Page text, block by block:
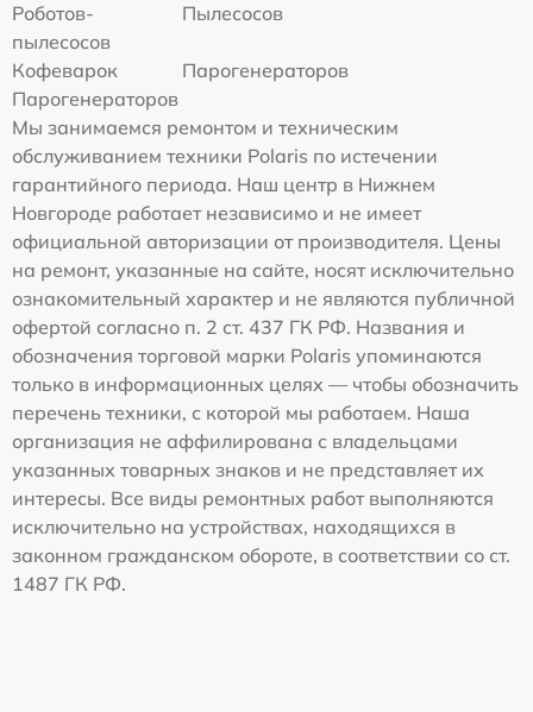
Роботов-
пылесосов
Пылесосов
Кофеварок
Парогенераторов
Парогенераторов
Мы занимаемся ремонтом и техническим
обслуживанием техники Polaris по истечении
гарантийного периода. Наш центр в Нижнем
Новгороде работает независимо и не имеет
официальной авторизации от производителя. Цены
на ремонт, указанные на сайте, носят исключительно
ознакомительный характер и не являются публичной
офертой согласно п. 2 ст. 437 ГК РФ. Названия и
обозначения торговой марки Polaris упоминаются
только в информационных целях — чтобы обозначить
перечень техники, с которой мы работаем. Наша
организация не аффилирована с владельцами
указанных товарных знаков и не представляет их
интересы. Все виды ремонтных работ выполняются
исключительно на устройствах, находящихся в
законном гражданском обороте, в соответствии со ст.
1487 ГК РФ.